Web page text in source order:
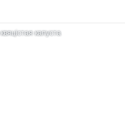
квяцістая капуста